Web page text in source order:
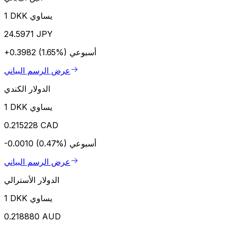
1 DKK يساوي
24.5971 JPY
+0.3982 (1.65%) أسبوعي
عرض الرسم البياني
الدولار الكندي
1 DKK يساوي
0.215228 CAD
-0.0010 (0.47%) أسبوعي
عرض الرسم البياني
الدولار الأسترالي
1 DKK يساوي
0.218880 AUD